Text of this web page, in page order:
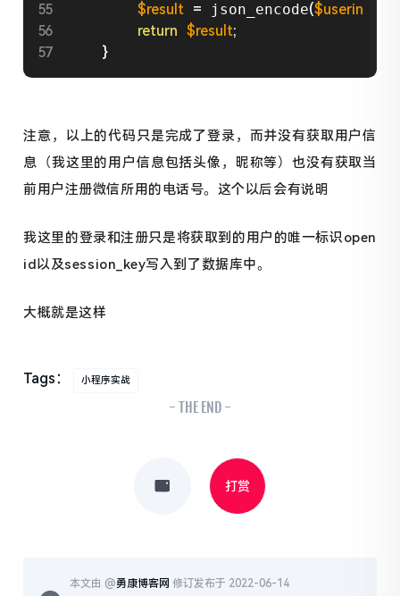
$result = json_encode($userinfo
return $result;
}
注意，以上的代码只是完成了登录，而并没有获取用户信
息（我这里的用户信息包括头像，昵称等）也没有获取当
前用户注册微信所用的电话号。这个以后会有说明
我这里的登录和注册只是将获取到的用户的唯一标识open
id以及session_key写入到了数据库中。
大概就是这样
Tags： 小程序实战
- THE END -
打赏
本文由 @勇康博客网 修订发布于 2022-06-14